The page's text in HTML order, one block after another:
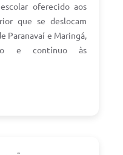
oferecido aos
que se deslocam
Paranavaí e Maringá,
e contínuo às